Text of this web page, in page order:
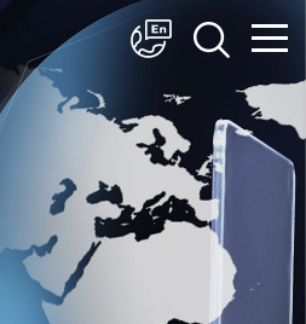
简体中文
English